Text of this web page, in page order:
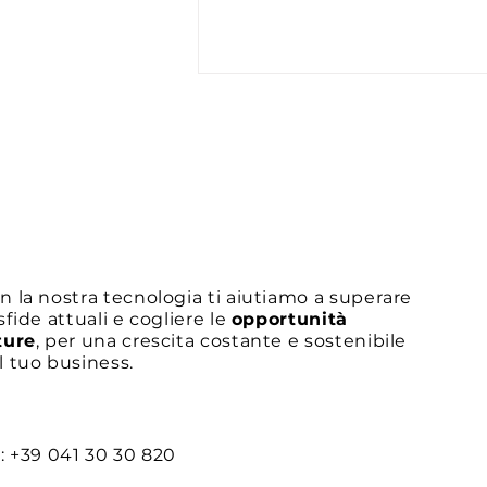
Scopri come il legame tra
Difesa e Risorse
Strategiche può fare la
la nostra tecnologia ti aiutiamo a superare
attuali e cogliere le opportunità
, per una crescita costante e sostenibile
tuo business.
+39 041 30 30 820